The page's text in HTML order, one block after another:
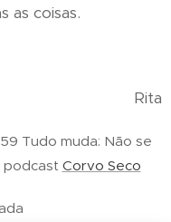
as coisas.
Rita
Tudo muda: Não se
podcast Corvo Seco